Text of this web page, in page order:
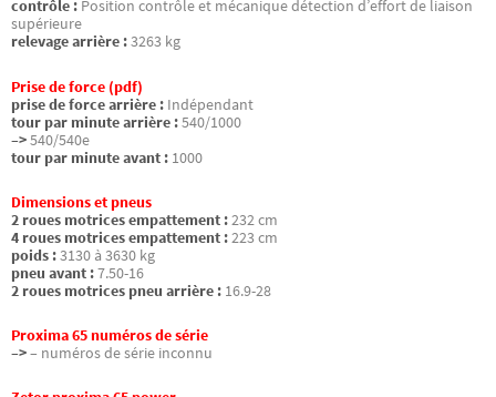
contrôle : Position contrôle et mécanique détection d’effort de liaison
supérieure
relevage arrière :3263 kg
Prise de force (pdf)
prise de force arrière : Indépendant
tour par minute arrière :540/1000
–>540/540e
tour par minute avant : 1000
Dimensions et pneus
2 roues motrices empattement :232 cm
4 roues motrices empattement :223 cm
poids :3130 à 3630 kg
pneu avant :7.50-16
2 roues motrices pneu arrière : 16.9-28
Proxima 65 numéros de série
–>– numéros de série inconnu